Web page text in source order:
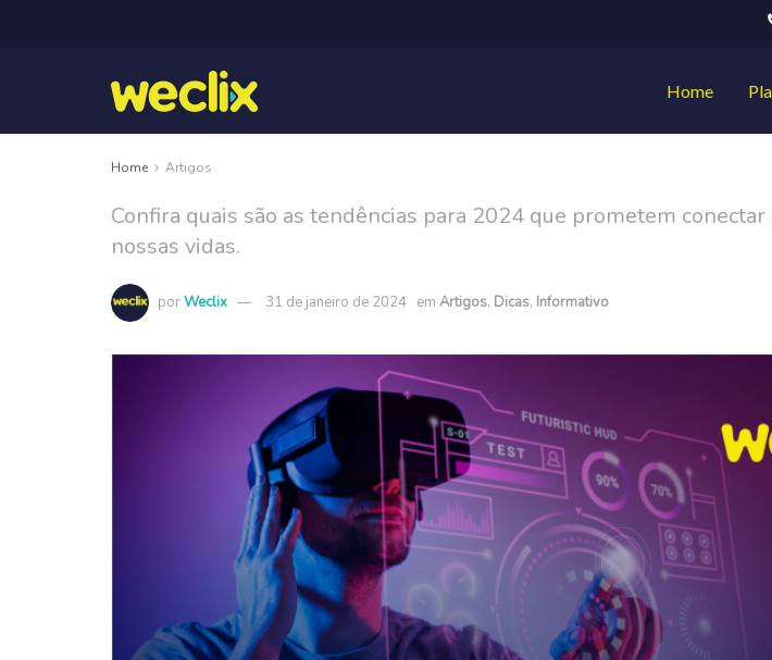
Home
Home Artigos
Confira quais são as tendências para 2024 que prometem conectar
nossas vidas.
porWeclix 31 de janeiro de 2024 em Artigos, Dicas, Informativo